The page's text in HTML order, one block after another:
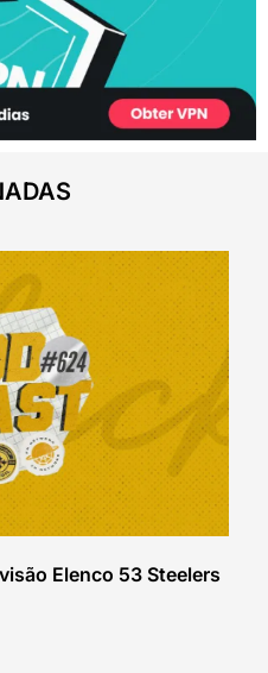
Elenco 53 Steelers